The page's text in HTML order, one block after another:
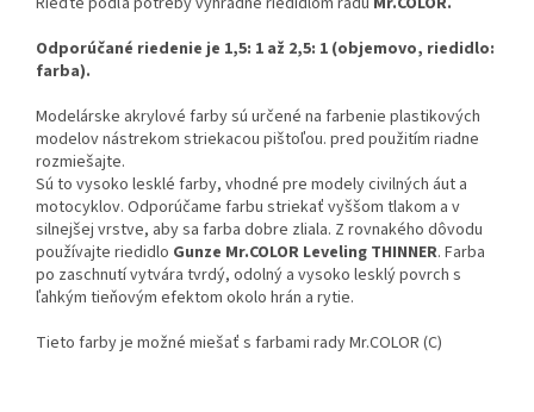
Odporúčané riedenie je 1,5: 1 až 2,5: 1 (objemovo, riedidlo:
farba).
Modelárske akrylové farby sú určené na farbenie plastikových
modelov nástrekom striekacou pištoľou. pred použitím riadne
rozmiešajte.
Sú to vysoko lesklé farby, vhodné pre modely civilných áut a
motocyklov. Odporúčame farbu striekať vyššom tlakom a v
silnejšej vrstve, aby sa farba dobre zliala. Z rovnakého dôvodu
používajte riedidlo Gunze Mr.COLOR Leveling THINNER. Farba
po zaschnutí vytvára tvrdý, odolný a vysoko lesklý povrch s
ľahkým tieňovým efektom okolo hrán a rytie.
Tieto farby je možné miešať s farbami rady Mr.COLOR (C)